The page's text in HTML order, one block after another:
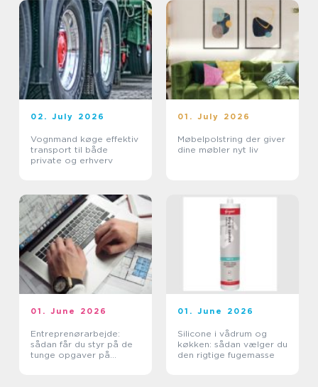
02. July 2026
Vognmand køge effektiv
transport til både
private og erhverv
01. July 2026
Møbelpolstring der giver
dine møbler nyt liv
01. June 2026
Entreprenørarbejde:
sådan får du styr på de
tunge opgaver på
01. June 2026
Silicone i vådrum og
køkken: sådan vælger du
den rigtige fugemasse